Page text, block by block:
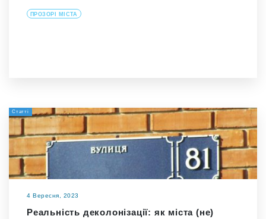
ПРОЗОРІ МІСТА
Статті
4 Вересня, 2023
Реальність деколонізації: як міста (не)